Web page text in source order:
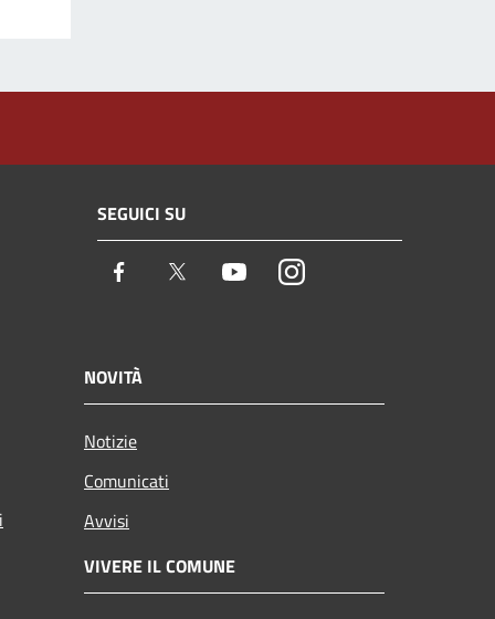
SEGUICI SU
Facebook Twitter YoutubeInstagram
NOVITÀ
Notizie
Comunicati
Avvisi
VIVERE IL COMUNE